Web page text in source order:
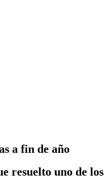
a fin de año
resuelto uno de